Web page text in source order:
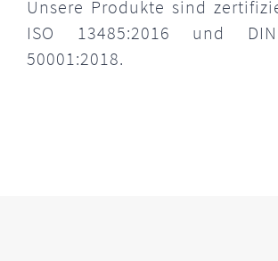
Unsere Produkte sind
ISO 13485:2016 und
50001:2018.